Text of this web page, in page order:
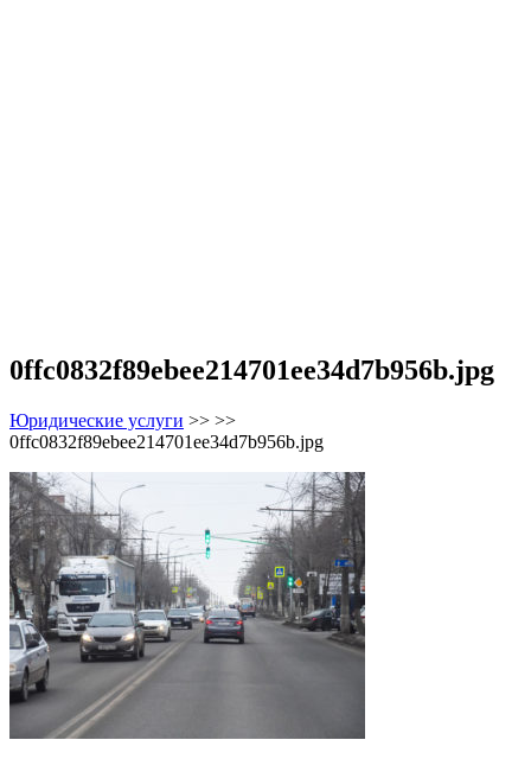
0ffc0832f89ebee214701ee34d7b956b.jpg
Юридические услуги >> >>
0ffc0832f89ebee214701ee34d7b956b.jpg